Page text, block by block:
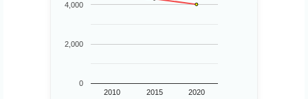
2010 2015 2020
0
2,000
4,000